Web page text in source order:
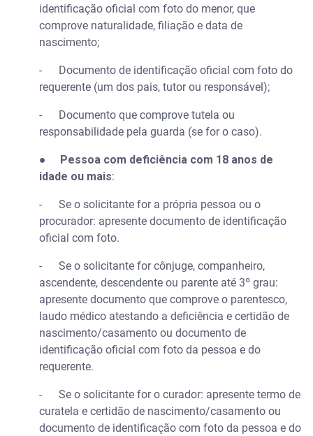
identificação oficial com foto do menor, que
comprove naturalidade, filiação e data de
nascimento;
- Documento de identificação oficial com foto do
requerente (um dos pais, tutor ou responsável);
- Documento que comprove tutela ou
responsabilidade pela guarda (se for o caso).
●
Pessoa com deficiência com 18 anos de
idade ou mais:
- Se o solicitante for a própria pessoa ou o
procurador: apresente documento de identificação
oficial com foto.
- Se o solicitante for cônjuge, companheiro,
ascendente, descendente ou parente até 3º grau:
apresente documento que comprove o parentesco,
laudo médico atestando a deficiência e certidão de
nascimento/casamento ou documento de
identificação oficial com foto da pessoa e do
requerente.
- Se o solicitante for o curador: apresente termo de
curatela e certidão de nascimento/casamento ou
documento de identificação com foto da pessoa e do